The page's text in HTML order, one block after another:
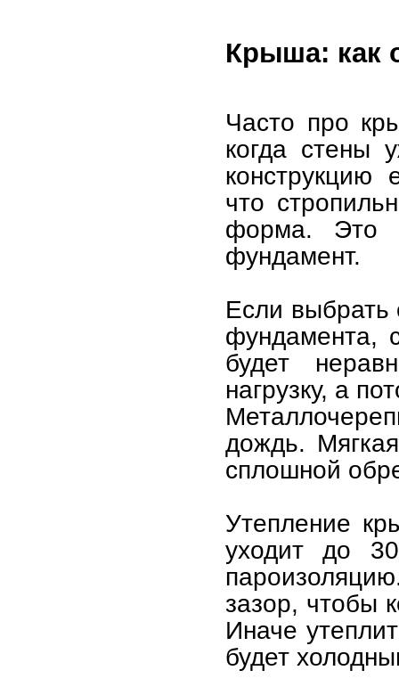
Крыша: как
Часто про
когда стены
конструкцию
что
форма. Это
фундамент.
Если выбрать
фундамента,
будет
нагрузку, а
дождь.
сплошной
Утепление
уходит до
зазор, чтобы
Иначе
будет